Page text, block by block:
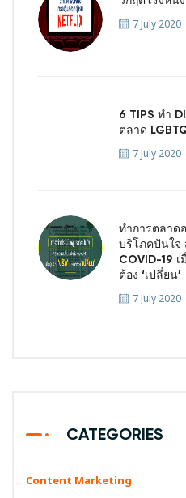
7 July 2020
6 TIPS ทำ
ตลาด
7 July 2020
ทำการตลาด
บริโภคปันใจ
COVID-19 เ
ต้อง ‘เปลี่ยน’
7 July 2020
CATEGORIES
Content Marketing